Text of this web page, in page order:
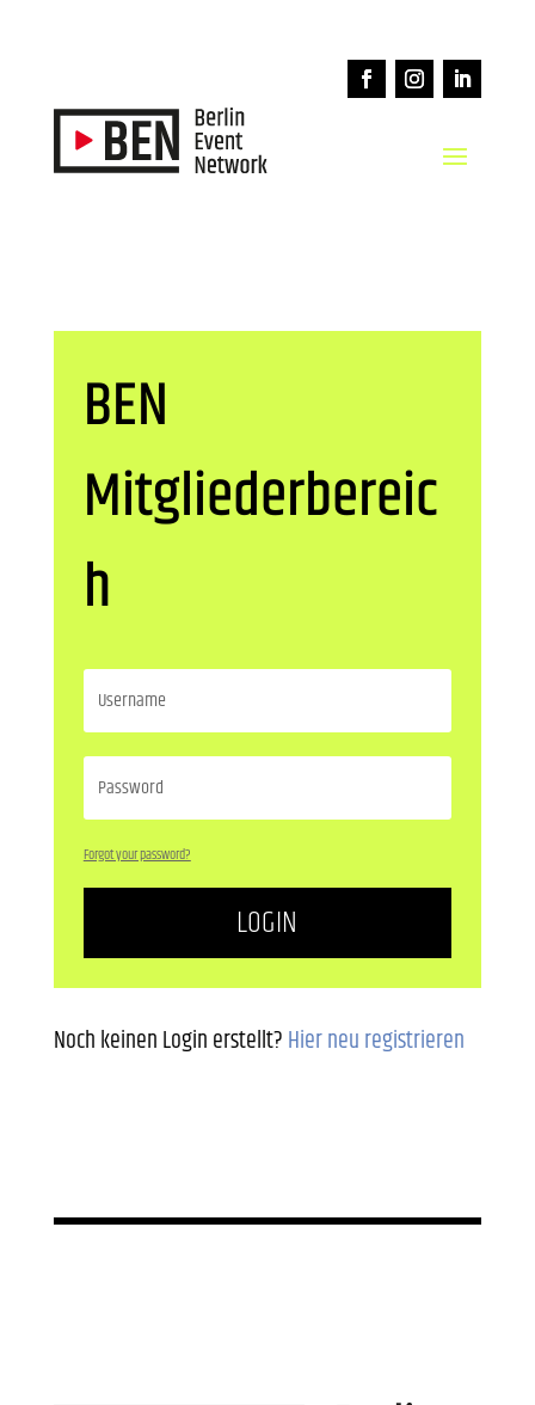
BEN
Mitgliederbereic
h
Forgot your password?
LOGIN
Noch keinen Login erstellt?Hier neu registrieren